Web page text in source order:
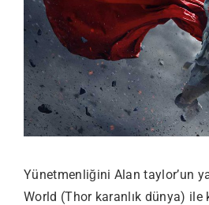
Yünetmenliğini Alan taylor’un
World (Thor karanlık dünya) ile